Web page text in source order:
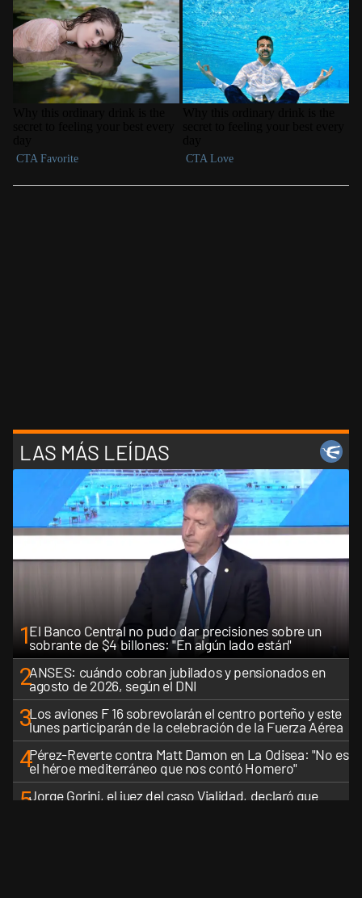
LAS MÁS LEÍDAS
1El Banco Central no pudo dar precisiones sobre un
sobrante de $4 billones: "En algún lado están"
2ANSES: cuándo cobran jubilados y pensionados en
agosto de 2026, según el DNI
3Los aviones F 16 sobrevolarán el centro porteño y este
lunes participarán de la celebración de la Fuerza Aérea
4Pérez-Reverte contra Matt Damon en La Odisea: "No es
el héroe mediterráneo que nos contó Homero"
5Jorge Gorini, el juez del caso Vialidad, declaró que